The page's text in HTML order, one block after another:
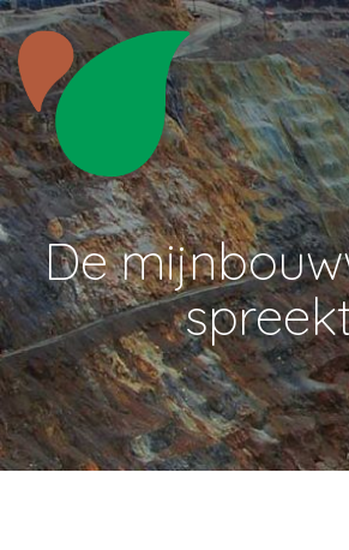
Skip
to
content
CATAPA vzw
De